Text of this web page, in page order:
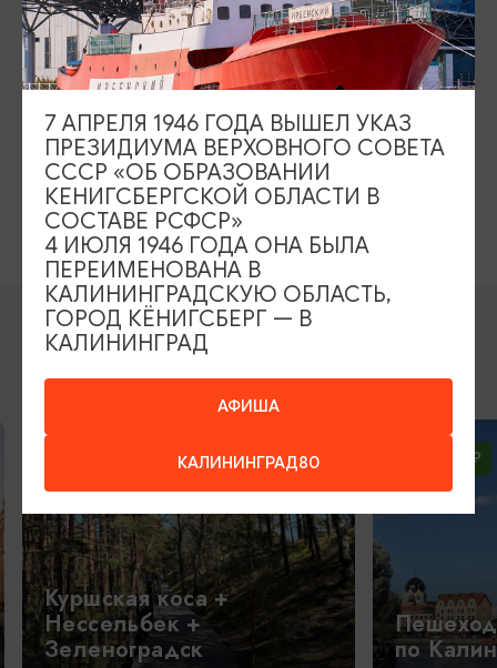
КАК ОПЛАТИТЬ
Стоимость:
Взрослый - 2200 рублей.
Дети до 6 лет бесплатно.
Включено в стоимость:Транспортно-экскурсионное
обслуживание, экологический сбор.
ВОЗМОЖНО ВАС ЗАИНТЕРЕСУЕТ
Куршская коса +
Нессельбек +
Зеленоградск
1500₽
по
АФИША
КАЛИНИНГРАД80
7 АПРЕЛЯ 1946 ГОДА ВЫШЕЛ УКАЗ
ПРЕЗИДИУМА ВЕРХОВНОГО СОВЕТА
СССР «ОБ ОБРАЗОВАНИИ
КЕНИГСБЕРГСКОЙ ОБЛАСТИ В
СОСТАВЕ РСФСР»
4 ИЮЛЯ 1946 ГОДА ОНА БЫЛА
ПЕРЕИМЕНОВАНА В
КАЛИНИНГРАДСКУЮ ОБЛАСТЬ,
ГОРОД КЁНИГСБЕРГ — В
КАЛИНИНГРАД